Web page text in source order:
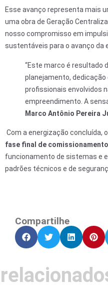
Esse avanço representa mais
uma obra de Geração
nosso compromisso em
sustentáveis para o avanço da
“Este marco é resultado
planejamento,
profissionais envolvidos
empreendimento. A
Marco Antônio Pereira
Com a energização concluída,
fase final de
funcionamento de sistemas e
padrões técnicos e de
Compartilhe